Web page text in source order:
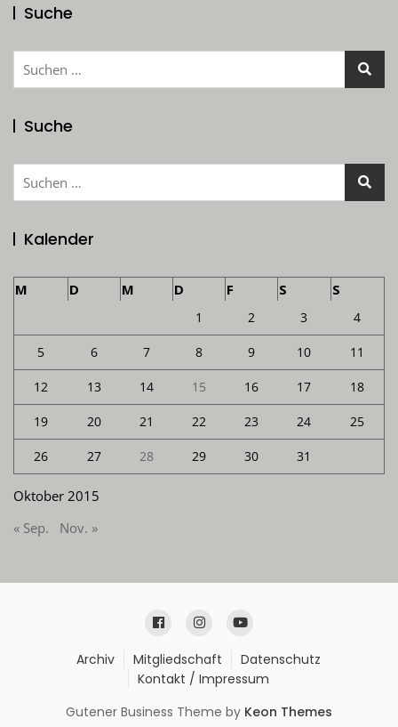
Suche
Suchen
Suche
Suchen
Kalender
Oktober 2015
M D M D F S S
1 2 3 4
5 6 7 8 9 10 11
12 13 14 15 16 17 18
19 20 21 22 23 24 25
26 27 28 29 30 31
« Sep. Nov. »
Archiv Mitgliedschaft
Datenschutz
Kontakt / Impressum
Gutener Business Theme by Keon Themes